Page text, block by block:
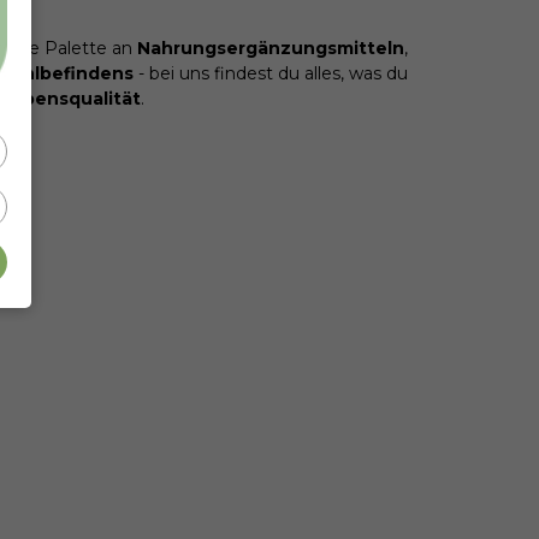
Palette an Nahrungsergänzungsmitteln,
- bei uns findest du alles, was du
Lebensqualität.